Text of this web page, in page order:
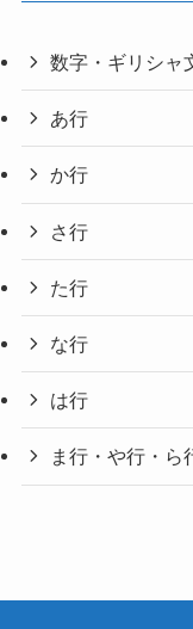
数字・ギリシャ
あ行
か行
さ行
た行
な行
は行
ま行・や行・ら